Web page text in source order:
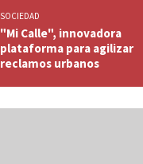
SOCIEDAD
"Mi Calle", innovadora
plataforma para agilizar
reclamos urbanos